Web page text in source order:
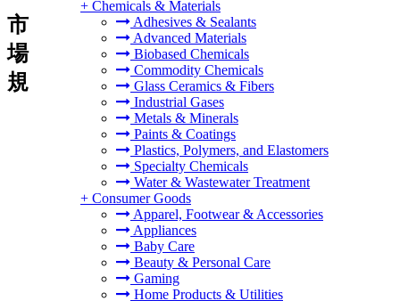
+ Chemicals & Materials
Adhesives & Sealants
Advanced Materials
Biobased Chemicals
Commodity Chemicals
Glass Ceramics & Fibers
Industrial Gases
Metals & Minerals
Paints & Coatings
Plastics, Polymers, and Elastomers
Specialty Chemicals
Water & Wastewater Treatment
+ Consumer Goods
Apparel, Footwear & Accessories
Appliances
Baby Care
Beauty & Personal Care
Gaming
Home Products & Utilities
市
場
規